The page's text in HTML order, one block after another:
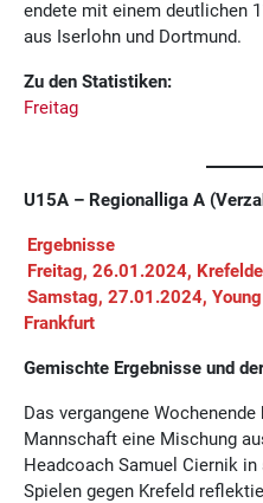
endete mit einem deutlichen
aus Iserlohn und Dortmund.
Zu den Statistiken:
Freitag
U15A – Regionalliga A
Ergebnisse
Freitag, 26.01.2024,
Samstag, 27.01.2024,
Frankfurt
Gemischte Ergebnisse und
Das vergangene
Mannschaft eine Mischung
Headcoach Samuel Ciernik
Spielen gegen Krefeld